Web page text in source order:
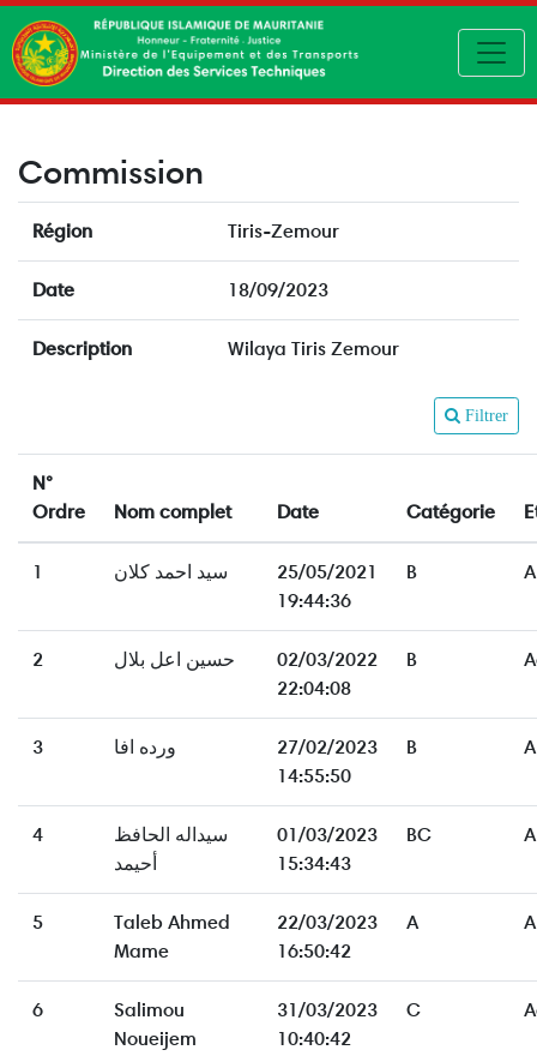
Commission
Région Tiris-Zemour
Date 18/09/2023
Description Wilaya Tiris Zemour
Filtrer
N°
Ordre
Nom complet Date Catégorie
1 سيد احمد كلان
25/05/2021
19:44:36
B
2 حسين اعل بلال
02/03/2022
22:04:08
B
3 ورده افا
27/02/2023
14:55:50
B
4
سيداله الحافظ
أحيمد
01/03/2023
15:34:43
BC
5
Taleb Ahmed
Mame
22/03/2023
16:50:42
A
6
Salimou
Noueijem
31/03/2023
10:40:42
C